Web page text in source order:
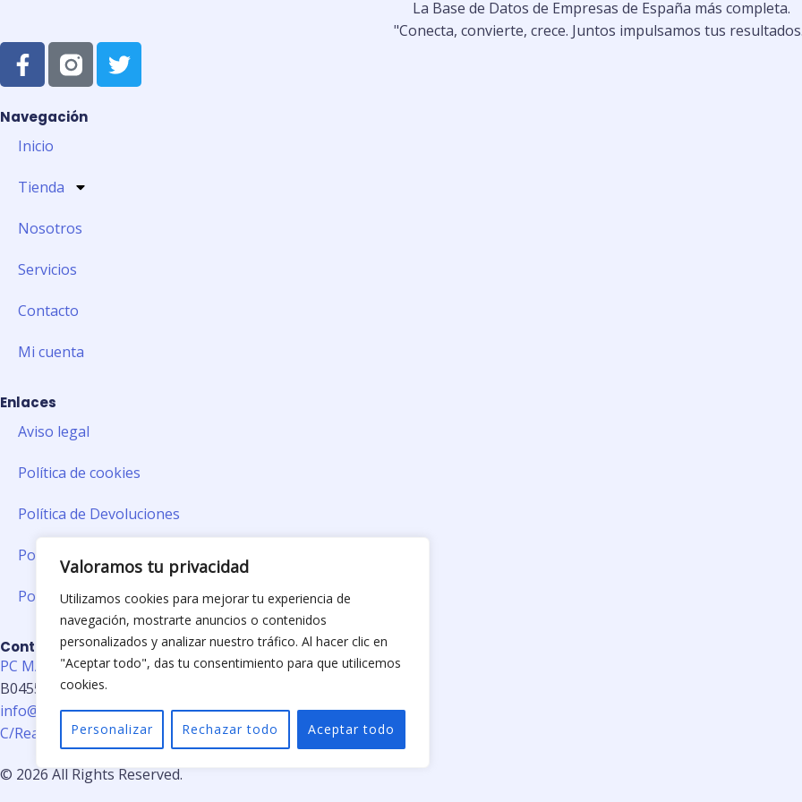
Valoramos tu privacidad
Utilizamos cookies para mejorar tu experiencia de
navegación, mostrarte anuncios o contenidos
personalizados y analizar nuestro tráfico. Al hacer clic en
"Aceptar todo", das tu consentimiento para que utilicemos
cookies.
Personalizar Rechazar todo Aceptar todo
La Base de Datos de Empresas de España más completa.
"Conecta, convierte, crece. Juntos impulsamos tus
F
a
c
e
b
o
-
T
w
i
Navegación
Inicio
Tienda
Nosotros
Servicios
Contacto
Mi cuenta
Enlaces
Aviso legal
Política de cookies
Política de Devoluciones
Política de envíos
Política de Privacidad
Contacto
PC MARKET & WEB DIGITAL, SL
B04551248
info@mailmarketing.store
C/Real 5, Adra (Almería)
© 2026 All Rights Reserved.